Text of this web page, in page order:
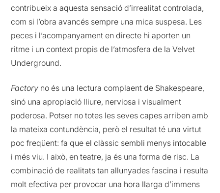
contribueix a aquesta sensació d’irrealitat controlada,
com si l’obra avancés sempre una mica suspesa. Les
peces i l’acompanyament en directe hi aporten un
ritme i un context propis de l’atmosfera de la Velvet
Underground.
Factory no és una lectura complaent de Shakespeare,
sinó una apropiació lliure, nerviosa i visualment
poderosa. Potser no totes les seves capes arriben amb
la mateixa contundència, però el resultat té una virtut
poc freqüent: fa que el clàssic sembli menys intocable
i més viu. I això, en teatre, ja és una forma de risc. La
combinació de realitats tan allunyades fascina i resulta
molt efectiva per provocar una hora llarga d’immens